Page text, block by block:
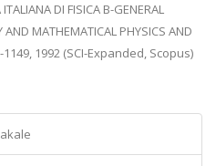
DI FISICA B-GENERAL
AND MATHEMATICAL PHYSICS AND
1992 (SCI-Expanded, Scopus)